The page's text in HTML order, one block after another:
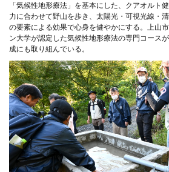
「気候性地形療法」を基本にした、クアオルト
力に合わせて野山を歩き、太陽光・可視光線・
の要素による効果で心身を健やかにする。上山
ン大学が認定した気候性地形療法の専門コース
成にも取り組んでいる。